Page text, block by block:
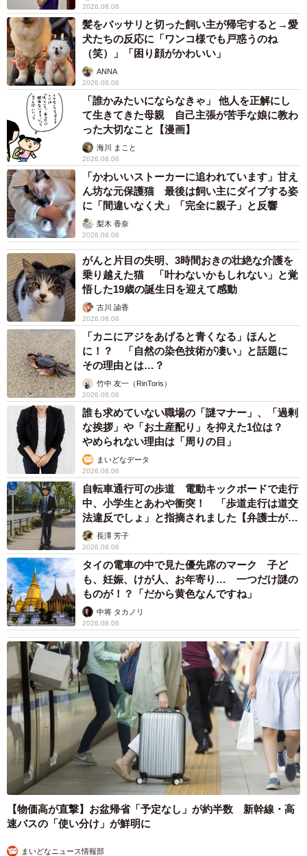
2026.08.06
髪をバッサリと切った飼い主が帰宅すると→愛
犬たちの反応に「ワンコ様でも戸惑うのね
（笑）」「困り顔がかわいい」
ANNA
2026.08.06
「誰かみたいにならなきゃ」 他人を正解にし
て生きてきた母親 自己主張が苦手な娘に教わ
った大切なこと【漫画】
海川 まこと
2026.08.06
「かわいいストーカーに追われています」甘え
ん坊な元保護猫 最後は飼い主にダイブする姿
に「間違いなく犬」「完全に親子」と反響
梨木 香奈
2026.08.06
がんと片目の失明、3時間おきの壮絶な介護を
乗り越えた猫 「叶わないかもしれない」と覚
悟した19歳の誕生日を迎えて感動
古川 諭香
2026.08.06
「カニにアジをあげると青くなる」ほんと
に！？ 「自然の染色技術が凄い」と話題に
その理由とは…？
竹中 友一（RinToris）
2026.08.06
誰も求めていない職場の「謎マナー」、「過剰
な挨拶」や「お土産配り」を抑えた1位は？
やめられない理由は「周りの目」
まいどなデータ
2026.08.06
自転車通行可の歩道 電動キックボードで走行
中、小学生とあわや衝突！ 「歩道走行は道交
法違反でしょ」と指摘されました【弁護士が解
説】長澤 芳子
2026.08.06
タイの電車の中で見た優先席のマーク 子ど
も、妊娠、けが人、お年寄り… 一つだけ謎の
ものが！？「だから黄色なんですね」
中将 タカノリ
2026.08.06
【物価高が直撃】お盆帰省「予定なし」が約半数 新幹線・高
速バスの「使い分け」が鮮明に
まいどなニュース情報部